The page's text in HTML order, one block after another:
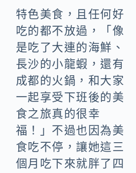
特色美食，且任何好
吃的都不放過，「像
是吃了大連的海鮮、
長沙的小龍蝦，還有
成都的火鍋，和大家
一起享受下班後的美
食之旅真的很幸
福！」不過也因為美
食吃不停，讓她這三
個月吃下來就胖了四